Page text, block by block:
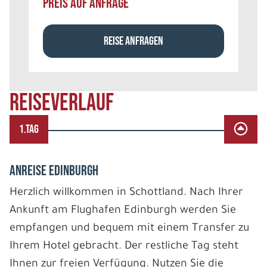
REISEVERLAUF
1.TAG
ANREISE EDINBURGH
Herzlich willkommen in Schottland. Nach Ihrer
Ankunft am Flughafen Edinburgh werden Sie
empfangen und bequem mit einem Transfer zu
Ihrem Hotel gebracht. Der restliche Tag steht
Ihnen zur freien Verfügung. Nutzen Sie die
REISE ANFRAGEN